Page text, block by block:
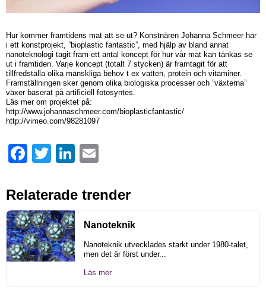
Hur kommer framtidens mat att se ut? Konstnären Johanna Schmeer har
i ett konstprojekt, ”bioplastic fantastic”, med hjälp av bland annat
nanoteknologi tagit fram ett antal koncept för hur vår mat kan tänkas se
ut i framtiden. Varje koncept (totalt 7 stycken) är framtagit för att
tillfredställa olika mänskliga behov t ex vatten, protein och vitaminer.
Framställningen sker genom olika biologiska processer och ”växterna”
växer baserat på artificiell fotosyntes.
Läs mer om projektet på:
http://www.johannaschmeer.com/bioplasticfantastic/
http://vimeo.com/98281097
FacebookTwitter LinkedIn
Relaterade trender
Nanoteknik
Nanoteknik utvecklades starkt under 1980-talet,
men det är först under...
Läs mer